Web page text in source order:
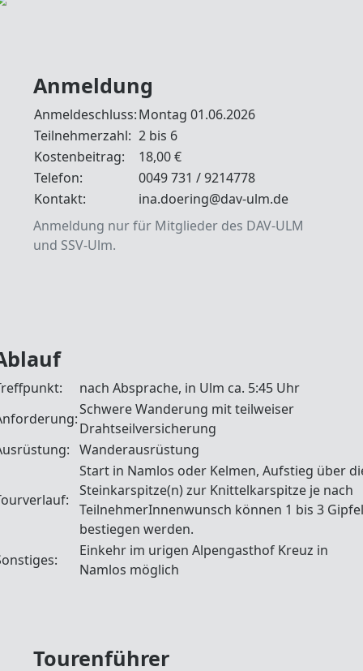
Anmeldung
Anmeldeschluss:Montag 01.06.2026
Teilnehmerzahl: 2 bis 6
Kostenbeitrag:
18,00 €
Telefon:
0049 731 / 9214778
Kontakt:
ina.doering@dav-ulm.de
Anmeldung nur für Mitglieder des DAV-ULM
und SSV-Ulm.
nach Absprache, in Ulm ca. 5:45 Uhr
Schwere Wanderung mit teilweiser
Drahtseilversicherung
Wanderausrüstung
Start in Namlos oder Kelmen, Aufstieg über
Steinkarspitze(n) zur Knittelkarspitze je nach
TeilnehmerInnenwunsch können 1 bis 3 Gipfel
bestiegen werden.
Einkehr im urigen Alpengasthof Kreuz in
Namlos möglich
Tourenführer